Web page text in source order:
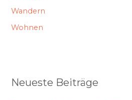
Wandern
Wohnen
Neueste Beiträge